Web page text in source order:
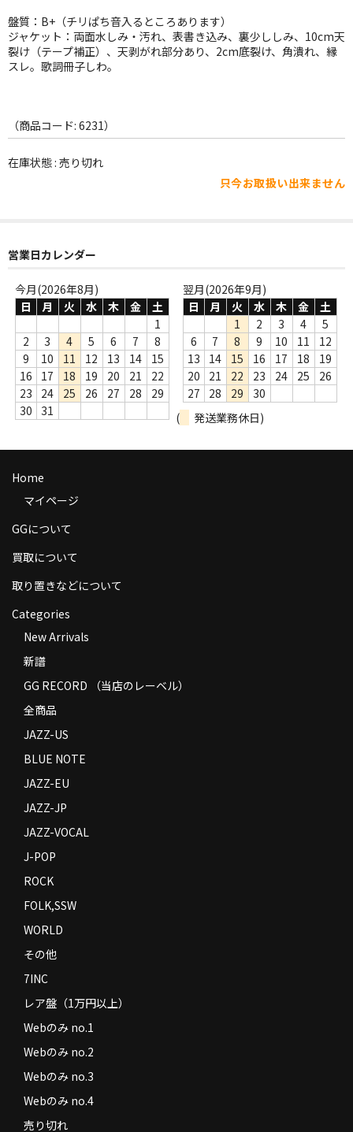
FOLK,SSW
WORLD
7INC
Webのみ no.4
売り切れ
Help
送料
お支払い方法
返品
特定商取引法に基づく表示
Contact
盤質：B+（チリぱち音入るところあります）
ジャケット：両面水しみ・汚れ、表書き込み、裏少ししみ、10cm天
裂け（テープ補正）、天剥がれ部分あり、2cm底裂け、角潰れ、縁
スレ。歌詞冊子しわ。
（商品コード: 6231）
在庫状態 : 売り切れ
只今お取扱い出来ません
営業日カレンダー
今月(2026年8月)
日
月 火 水 木 金
土
1
2
3 4 5 6 7
8
9
10 11 12 13 14
15
16
17 18 19 20 21
22
23
24 25 26 27 28
29
30
31
翌月(2026年9月)
日
月 火 水 木 金
土
1
2 3 4
5
6
7 8 9 10 11
12
13
14 15 16 17 18
19
20
21 22 23 24 25
26
27
28 29
30
(
発送業務休日)
Home
マイページ
GGについて
買取について
取り置きなどについて
Categories
New Arrivals
新譜
GG RECORD （当店のレーベル）
全商品
JAZZ-US
BLUE NOTE
JAZZ-EU
JAZZ-JP
JAZZ-VOCAL
J-POP
ROCK
FOLK,SSW
WORLD
その他
7INC
レア盤（1万円以上）
Webのみ no.1
Webのみ no.2
Webのみ no.3
Webのみ no.4
売り切れ